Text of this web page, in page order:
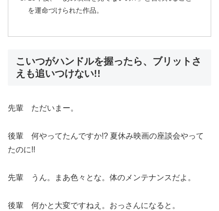
を運命づけられた作品。
こいつがハンドルを握ったら、ブリットさ
えも追いつけない!!
先輩 ただいまー。
後輩 何やってたんですか!? 夏休み映画の座談会やって
たのに!!
先輩 うん。まあ色々とな。体のメンテナンスだよ。
後輩 何かと大変ですねえ。おっさんになると。